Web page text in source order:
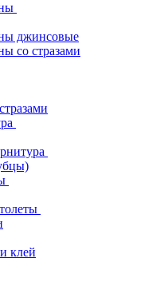
джинсовые
со стразами
клей